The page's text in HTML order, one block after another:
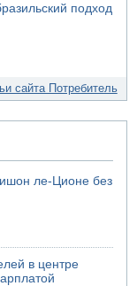
подход
сайта Потребитель
ле-Ционе без
в центре